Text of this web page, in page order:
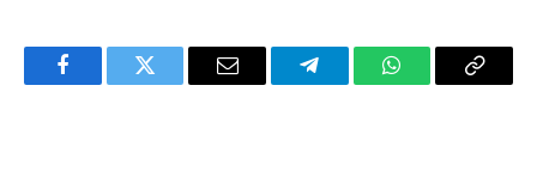
FacebookTwitter Email TelegramWhatsAppCopy